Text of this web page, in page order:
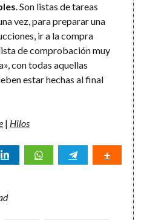
. Son listas de tareas
vez, para preparar una
ir a la compra
de comprobación muy
con todas aquellas
estar hechas al final
| Hilos